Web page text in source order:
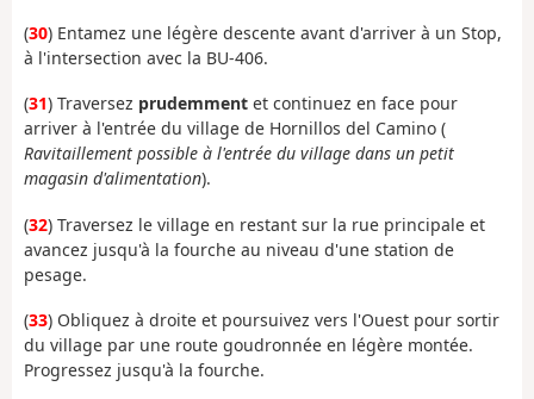
(30) Entamez une légère descente avant d'arriver à un Stop,
à l'intersection avec la BU-406.
(31) Traversez prudemment et continuez en face pour
arriver à l'entrée du village de Hornillos del Camino (
Ravitaillement possible à l'entrée du village dans un petit
magasin d'alimentation).
(32) Traversez le village en restant sur la rue principale et
avancez jusqu'à la fourche au niveau d'une station de
pesage.
(33) Obliquez à droite et poursuivez vers l'Ouest pour sortir
du village par une route goudronnée en légère montée.
Progressez jusqu'à la fourche.